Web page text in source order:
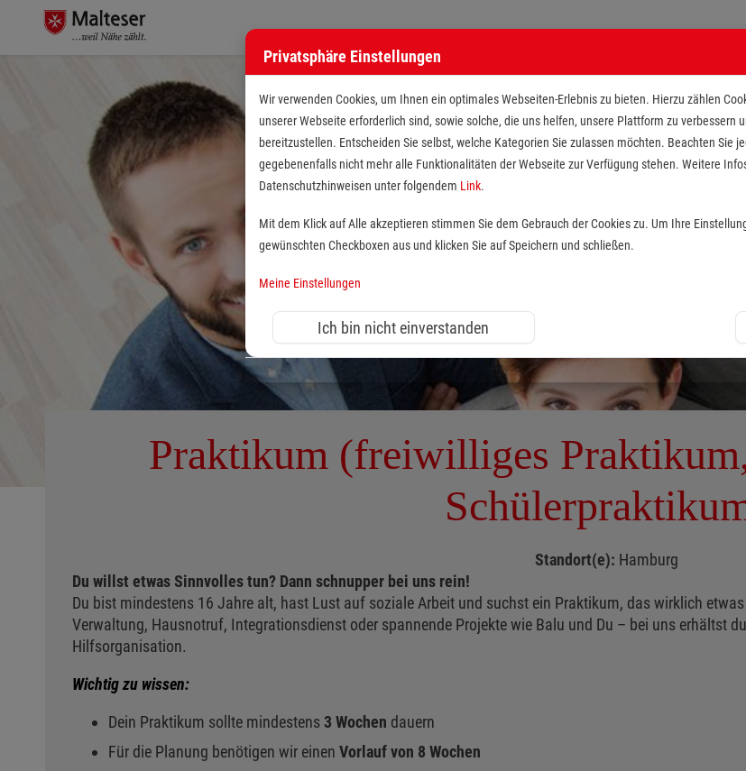
Praktikum (freiwilliges
Standort(e): Hamburg
Du willst etwas Sinnvolles tun? Dann schnupper bei uns rein!
Du bist mindestens 16 Jahre alt, hast Lust auf soziale Arbeit und suchst ein Praktikum, das wirklich
Verwaltung, Hausnotruf, Integrationsdienst oder spannende Projekte wie Balu und Du – bei uns erhältst
Hilfsorganisation.
Wichtig zu wissen:
Dein Praktikum sollte mindestens 3 Wochen dauern
Für die Planung benötigen wir einen Vorlauf von 8 Wochen
Privatsphäre Einstellungen
Wir verwenden Cookies, um Ihnen ein optimales Webseiten-Erlebnis zu bieten. Hierzu zählen
unserer Webseite erforderlich sind, sowie solche, die uns helfen, unsere Plattform zu verbessern
bereitzustellen. Entscheiden Sie selbst, welche Kategorien Sie zulassen möchten. Beachten Sie
gegebenenfalls nicht mehr alle Funktionalitäten der Webseite zur Verfügung stehen. Weitere
Datenschutzhinweisen unter folgendem Link.
Mit dem Klick auf Alle akzeptieren stimmen Sie dem Gebrauch der Cookies zu. Um Ihre
gewünschten Checkboxen aus und klicken Sie auf Speichern und schließen.
Meine Einstellungen
Ich bin nicht einverstanden